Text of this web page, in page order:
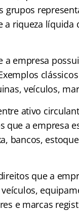
grupos
a riqueza líquida
empresa
veículos,
ativo
que a empresa
bancos,
que a
e marcas